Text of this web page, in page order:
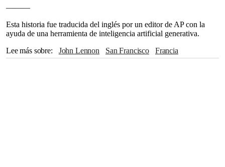
———
Esta historia fue traducida del inglés por un editor de AP con la
ayuda de una herramienta de inteligencia artificial generativa.
Lee más sobre
John Lennon San Francisco
Francia